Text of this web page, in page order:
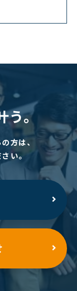
う。
方は、
い。